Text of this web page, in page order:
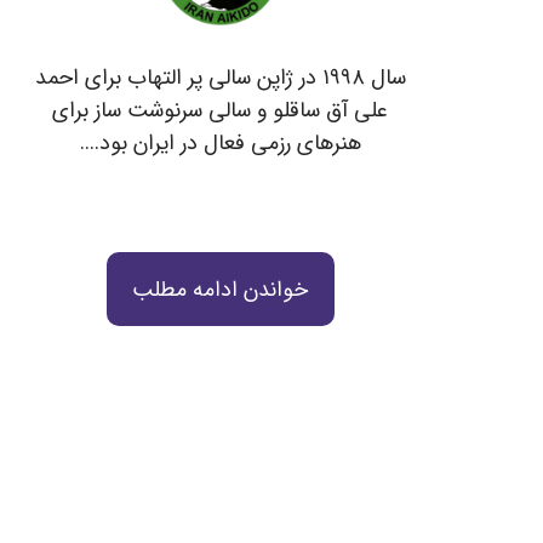
سال ۱۹۹۸ در ژاپن سالی پر التهاب برای احمد
علی آق ساقلو و سالی سرنوشت ساز برای
هنرهای رزمی فعال در ایران بود....
خواندن ادامه مطلب